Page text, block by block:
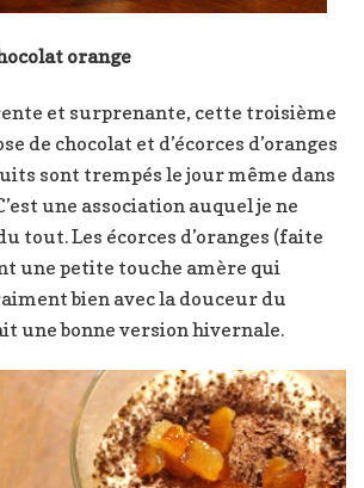
orange
et surprenante, cette troisième
de chocolat et d’écorces d’oranges
sont trempés le jour même dans
une association auquel je ne
tout. Les écorces d’oranges (faite
une petite touche amère qui
bien avec la douceur du
une bonne version hivernale.